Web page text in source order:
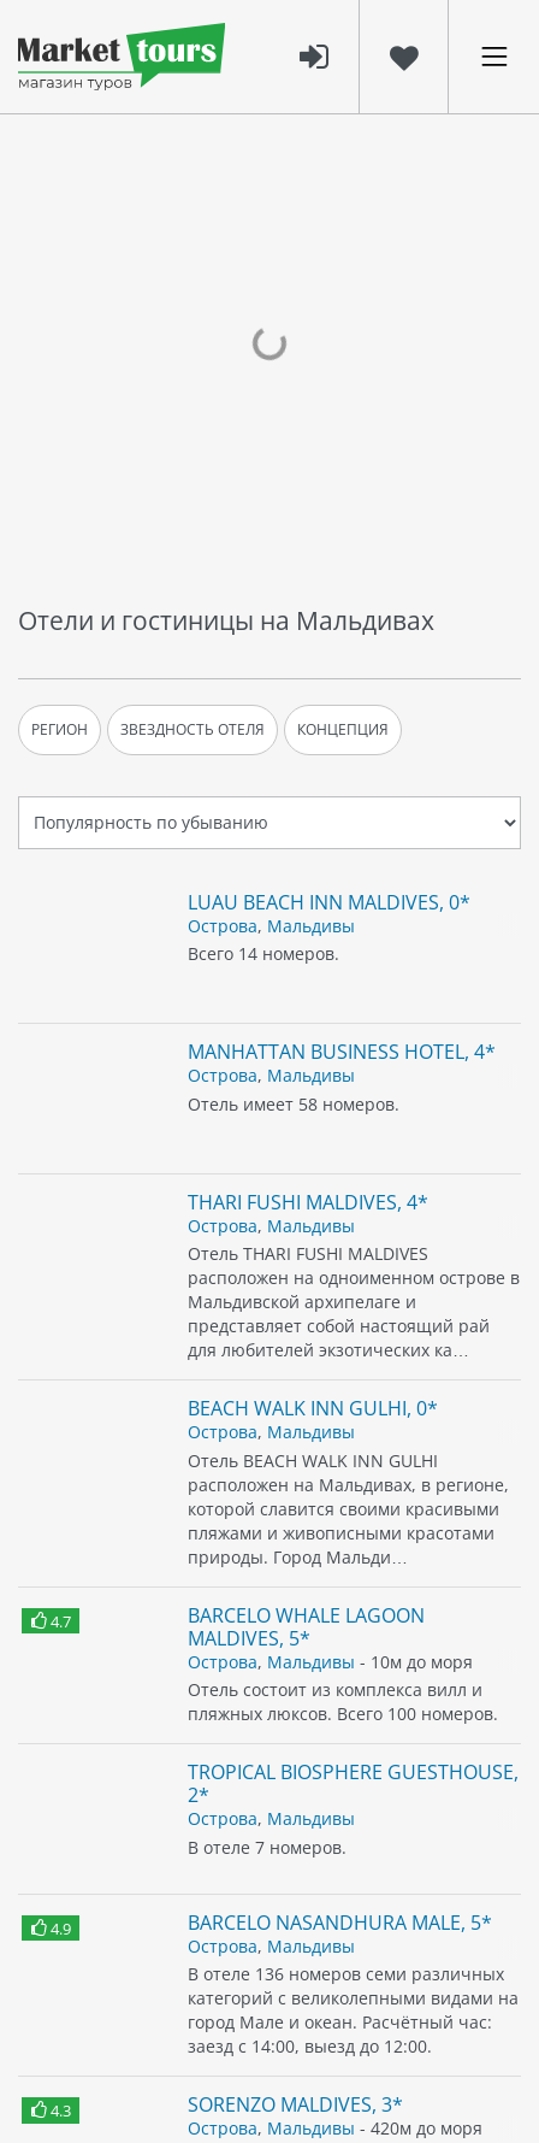
Отели и гостиницы на Мальдивах
РЕГИОН ЗВЕЗДНОСТЬ ОТЕЛЯ КОНЦЕПЦИЯ
LUAU BEACH INN MALDIVES, 0*
Острова, Мальдивы
Всего 14 номеров.
MANHATTAN BUSINESS HOTEL, 4*
Острова, Мальдивы
Отель имеет 58 номеров.
THARI FUSHI MALDIVES, 4*
Острова, Мальдивы
Отель THARI FUSHI MALDIVES
расположен на одноименном острове в
Мальдивской архипелаге и
представляет собой настоящий рай
для любителей экзотических ка…
BEACH WALK INN GULHI, 0*
Острова, Мальдивы
Отель BEACH WALK INN GULHI
расположен на Мальдивах, в регионе,
которой славится своими красивыми
пляжами и живописными красотами
природы. Город Мальди…
4.7
BARCELO WHALE LAGOON
MALDIVES, 5*
Острова, Мальдивы - 10м до моря
Отель состоит из комплекса вилл и
пляжных люксов. Всего 100 номеров.
TROPICAL BIOSPHERE GUESTHOUSE,
2*
Острова, Мальдивы
В отеле 7 номеров.
4.9 BARCELO NASANDHURA MALE, 5*
Острова, Мальдивы
В отеле 136 номеров семи различных
категорий с великолепными видами на
город Мале и океан. Расчётный час:
заезд с 14:00, выезд до 12:00.
4.3 SORENZO MALDIVES, 3*
Острова, Мальдивы - 420м до моря